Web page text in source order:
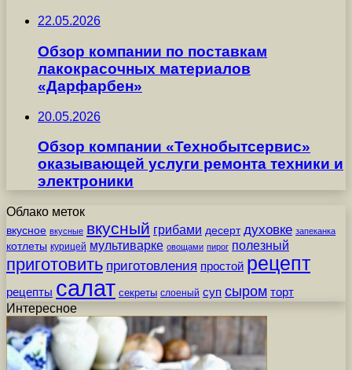
22.05.2026
Обзор компании по поставкам
лакокрасочных материалов
«Дарфарбен»
20.05.2026
Обзор компании «Технобытсервис»
оказывающей услуги ремонта техники и
электроники
Облако меток
вкусное вкусные вкусный грибами десерт духовке запеканка
котлеты курицей мультиварке овощами пирог полезный
приготовить приготовления простой рецепт
рецепты салат секреты слоеный суп сыром торт
Интересное